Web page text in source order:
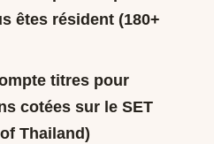
êtes résident (180+
titres pour
cotées sur le SET
Thailand)